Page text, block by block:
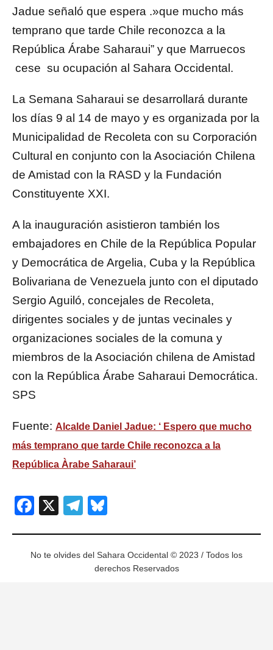
Jadue señaló que espera .»que mucho más
temprano que tarde Chile reconozca a la
República Árabe Saharaui” y que Marruecos
cese su ocupación al Sahara Occidental.
La Semana Saharaui se desarrollará durante
los días 9 al 14 de mayo y es organizada por la
Municipalidad de Recoleta con su Corporación
Cultural en conjunto con la Asociación Chilena
de Amistad con la RASD y la Fundación
Constituyente XXI.
A la inauguración asistieron también los
embajadores en Chile de la República Popular
y Democrática de Argelia, Cuba y la República
Bolivariana de Venezuela junto con el diputado
Sergio Aguiló, concejales de Recoleta,
dirigentes sociales y de juntas vecinales y
organizaciones sociales de la comuna y
miembros de la Asociación chilena de Amistad
con la República Árabe Saharaui Democrática.
SPS
Fuente: Alcalde Daniel Jadue: ‘ Espero que mucho
más temprano que tarde Chile reconozca a la
República Àrabe Saharaui’
Facebook
X Telegram
No te olvides del Sahara Occidental © 2023 / Todos los
derechos Reservados